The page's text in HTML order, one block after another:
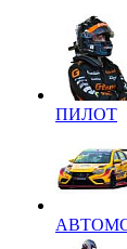
ПИЛОТ